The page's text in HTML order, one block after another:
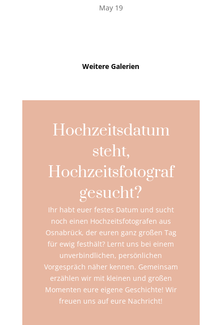
May 19
Weitere Galerien
Hochzeitsdatum
steht,
Hochzeitsfotograf
gesucht?
Ihr habt euer festes Datum und sucht
noch einen Hochzeitsfotografen aus
Osnabrück, der euren ganz großen Tag
für ewig festhält? Lernt uns bei einem
unverbindlichen, persönlichen
Vorgespräch näher kennen. Gemeinsam
erzählen wir mit kleinen und großen
Momenten eure eigene Geschichte! Wir
freuen uns auf eure Nachricht!